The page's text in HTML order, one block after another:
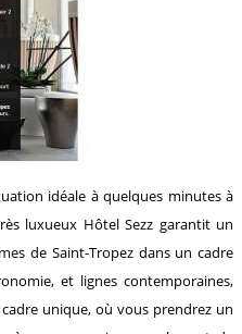
idéale à quelques minutes à
luxueux Hôtel Sezz garantit un
de Saint-Tropez dans un cadre
et lignes contemporaines,
unique, où vous prendrez un